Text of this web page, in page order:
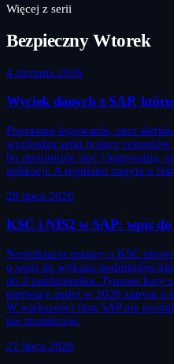
Więcej z serii
Bezpieczny Wtorek
4 sierpnia 2026
Wyciek danych z SAP,
Poprawne logowanie, zero
wychodzą setki tysięcy
bo monitoruje sieć i logowania,
aplikacji. A regulator zapyta o
28 lipca 2026
KSC i NIS2 w SAP: wpis
Nowelizacja ustawy o KSC
o wpis do wykazu podmiotów
do 3 października. Typowe kary
pierwszy audyt w 2028 zapyta o
W większości firm SAP nie
nie monitoruje.
21 lipca 2026